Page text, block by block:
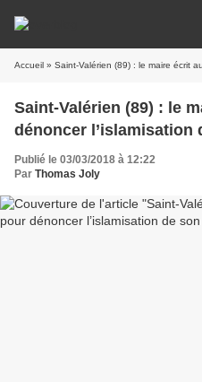
Accueil » Saint-Valérien (89) : le maire écrit au
Saint-Valérien (89) : le
dénoncer l’islamisation
Publié le 03/03/2018 à 12:22
Par Thomas Joly